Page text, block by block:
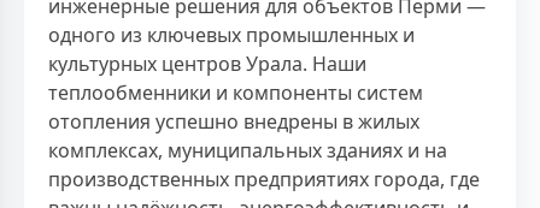
инженерные решения для объектов Перми —
одного из ключевых промышленных и
культурных центров Урала. Наши
теплообменники и компоненты систем
отопления успешно внедрены в жилых
комплексах, муниципальных зданиях и на
производственных предприятиях города, где